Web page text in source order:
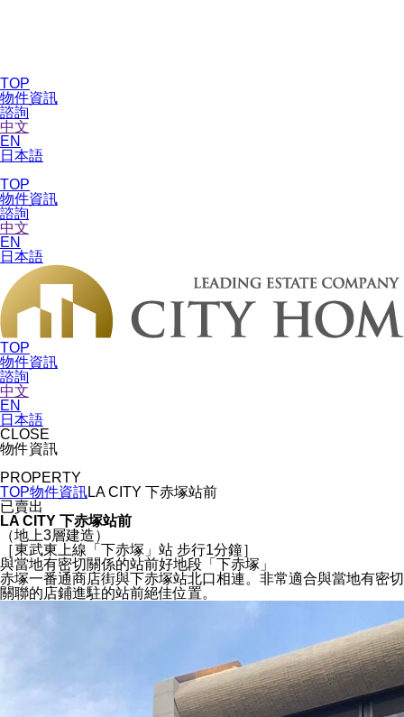
TOP
物件資訊
諮詢
中文
EN
日本語
TOP
物件資訊
諮詢
中文
EN
日本語
TOP
物件資訊
諮詢
中文
EN
日本語
CLOSE
物件資訊
PROPERTY
TOP物件資訊LA CITY 下赤塚站前
已賣出
LA CITY 下赤塚站前
（地上3層建造）
［東武東上線「下赤塚」站 步行1分鐘］
與當地有密切關係的站前好地段「下赤塚」
赤塚一番通商店街與下赤塚站北口相連。非常適合與當地有密切
關聯的店鋪進駐的站前絕佳位置。